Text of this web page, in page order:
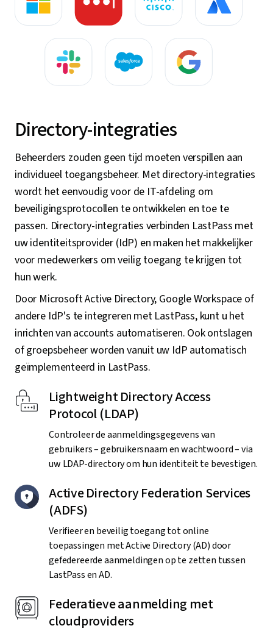
Directory-integraties
Beheerders zouden geen tijd moeten verspillen aan
individueel toegangsbeheer. Met directory-integraties
wordt het eenvoudig voor de IT-afdeling om
beveiligingsprotocollen te ontwikkelen en toe te
passen. Directory-integraties verbinden LastPass met
uw identiteitsprovider (IdP) en maken het makkelijker
voor medewerkers om veilig toegang te krijgen tot
hun werk.
Door Microsoft Active Directory, Google Workspace of
andere IdP's te integreren met LastPass, kunt u het
inrichten van accounts automatiseren. Ook ontslagen
of groepsbeheer worden vanuit uw IdP automatisch
geïmplementeerd in LastPass.
Lightweight Directory Access
Protocol (LDAP)
Controleer de aanmeldingsgegevens van
gebruikers – gebruikersnaam en wachtwoord – via
uw LDAP-directory om hun identiteit te bevestigen.
Active Directory Federation Services
(ADFS)
Verifieer en beveilig toegang tot online
toepassingen met Active Directory (AD) door
gefedereerde aanmeldingen op te zetten tussen
LastPass en AD.
Federatieve aanmelding met
cloudproviders